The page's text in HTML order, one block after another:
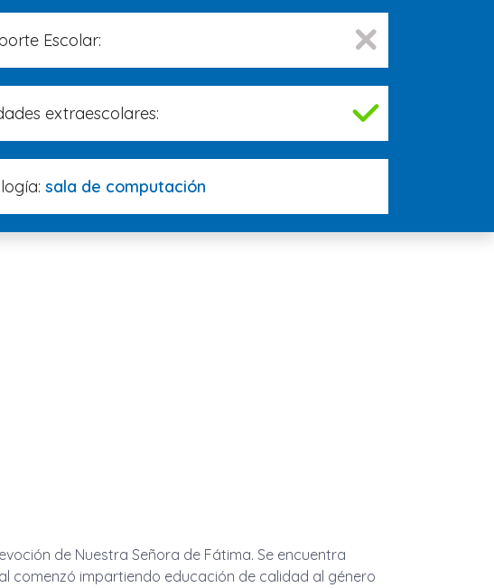
Escolar:
extraescolares:
sala de computación
de Nuestra Señora de Fátima. Se encuentra
comenzó impartiendo educación de calidad al género